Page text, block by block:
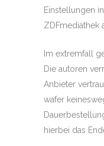
Einstellungen
ZDFmediathek
Im extremfall
Die autoren
Anbieter
wafer
hierbei das